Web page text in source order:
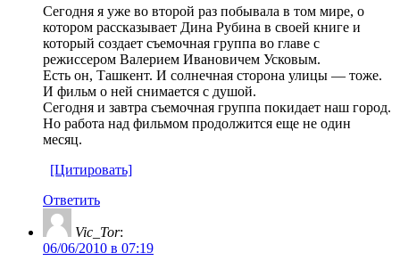
Сегодня я уже во второй раз побывала в том мире, о
котором рассказывает Дина Рубина в своей книге и
который создает съемочная группа во главе с
режиссером Валерием Ивановичем Усковым.
Есть он, Ташкент. И солнечная сторона улицы — тоже.
И фильм о ней снимается с душой.
Сегодня и завтра съемочная группа покидает наш город.
Но работа над фильмом продолжится еще не один
месяц.
[Цитировать]
Ответить
Vic_Tor:
06/06/2010 в 07:19